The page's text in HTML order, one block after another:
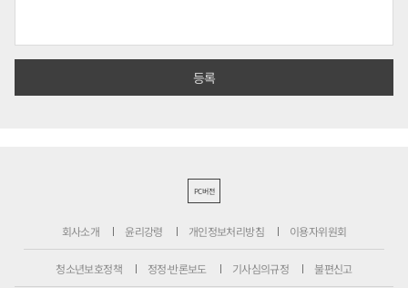
PC버전
회사소개 윤리강령 개인정보처리방침 이용자위원회
청소년보호정책 정정·반론보도 기사심의규정 불편신고